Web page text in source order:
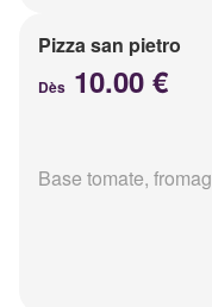
Pizza san pietro
Dès 10.00 €
Base tomate,